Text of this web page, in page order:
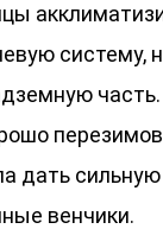
систему,
часть.
дать сильную
венчики.